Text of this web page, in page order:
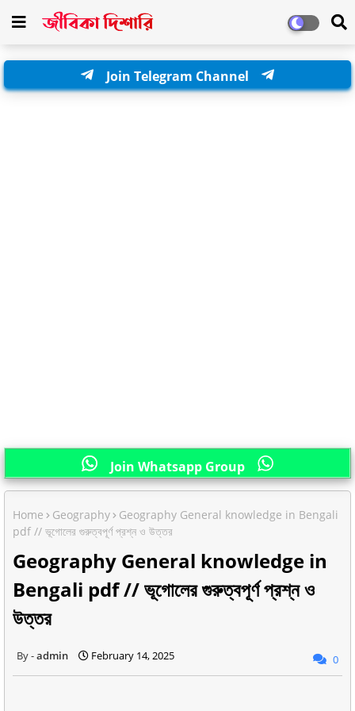
Join Telegram Channel
Join Whatsapp Group
Home Geography
Geography General knowledge in Bengali
pdf // ভূগোলের গুরুত্বপূর্ণ প্রশ্ন ও উত্তর
Geography General knowledge in
Bengali pdf // ভূগোলের গুরুত্বপূর্ণ প্রশ্ন ও
উত্তর
admin February 14, 2025 0